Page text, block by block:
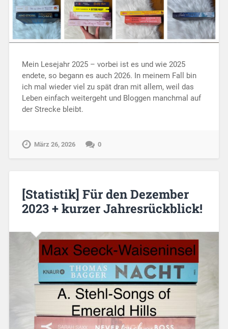
Mein Lesejahr 2025 – vorbei ist es und wie 2025
endete, so begann es auch 2026. In meinem Fall bin
ich mal wieder viel zu spät dran mit allem, weil das
Leben einfach weitergeht und Bloggen manchmal auf
der Strecke bleibt.
März 26, 2026 0
[Statistik] Für den Dezember
2023 + kurzer Jahresrückblick!